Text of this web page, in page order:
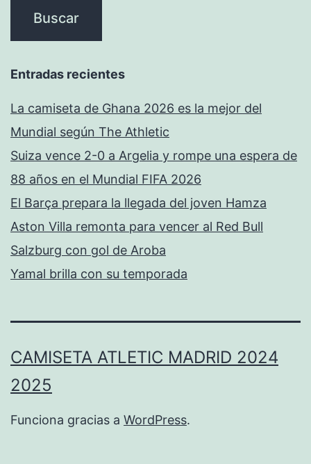
Entradas recientes
La camiseta de Ghana 2026 es la mejor del
Mundial según The Athletic
Suiza vence 2-0 a Argelia y rompe una espera de
88 años en el Mundial FIFA 2026
El Barça prepara la llegada del joven Hamza
Aston Villa remonta para vencer al Red Bull
Salzburg con gol de Aroba
Yamal brilla con su temporada
CAMISETA ATLETIC MADRID 2024
2025
Funciona gracias a WordPress.